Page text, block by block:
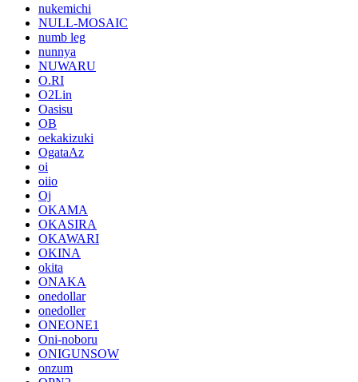
nukemichi
NULL-MOSAIC
numb leg
nunnya
NUWARU
O.RI
O2Lin
Oasisu
OB
oekakizuki
OgataAz
oi
oiio
Oj
OKAMA
OKASIRA
OKAWARI
OKINA
okita
ONAKA
onedollar
onedoller
ONEONE1
Oni-noboru
ONIGUNSOW
onzum